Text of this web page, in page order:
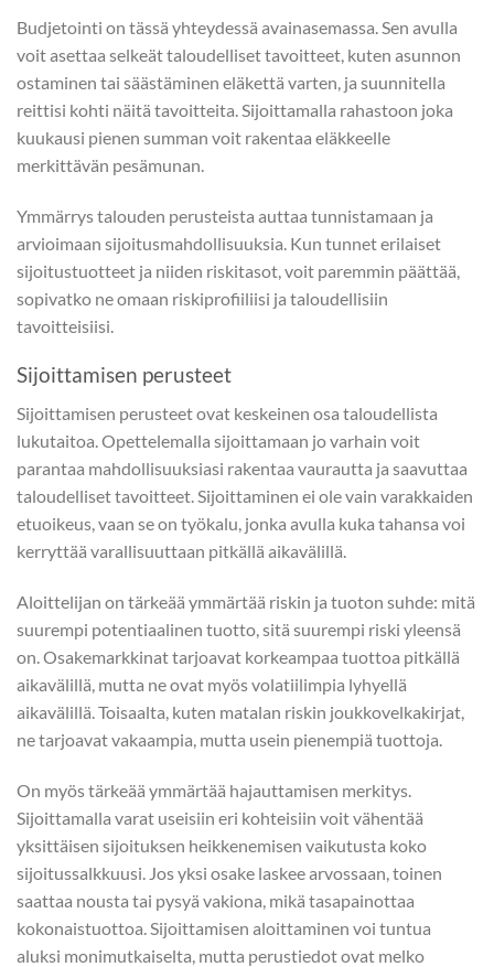
Budjetointi on tässä yhteydessä avainasemassa. Sen avulla
voit asettaa selkeät taloudelliset tavoitteet, kuten asunnon
ostaminen tai säästäminen eläkettä varten, ja suunnitella
reittisi kohti näitä tavoitteita. Sijoittamalla rahastoon joka
kuukausi pienen summan voit rakentaa eläkkeelle
merkittävän pesämunan.
Ymmärrys talouden perusteista auttaa tunnistamaan ja
arvioimaan sijoitusmahdollisuuksia. Kun tunnet erilaiset
sijoitustuotteet ja niiden riskitasot, voit paremmin päättää,
sopivatko ne omaan riskiprofiiliisi ja taloudellisiin
tavoitteisiisi.
Sijoittamisen perusteet
Sijoittamisen perusteet ovat keskeinen osa taloudellista
lukutaitoa. Opettelemalla sijoittamaan jo varhain voit
parantaa mahdollisuuksiasi rakentaa vaurautta ja saavuttaa
taloudelliset tavoitteet. Sijoittaminen ei ole vain varakkaiden
etuoikeus, vaan se on työkalu, jonka avulla kuka tahansa voi
kerryttää varallisuuttaan pitkällä aikavälillä.
Aloittelijan on tärkeää ymmärtää riskin ja tuoton suhde: mitä
suurempi potentiaalinen tuotto, sitä suurempi riski yleensä
on. Osakemarkkinat tarjoavat korkeampaa tuottoa pitkällä
aikavälillä, mutta ne ovat myös volatiilimpia lyhyellä
aikavälillä. Toisaalta, kuten matalan riskin joukkovelkakirjat,
ne tarjoavat vakaampia, mutta usein pienempiä tuottoja.
On myös tärkeää ymmärtää hajauttamisen merkitys.
Sijoittamalla varat useisiin eri kohteisiin voit vähentää
yksittäisen sijoituksen heikkenemisen vaikutusta koko
sijoitussalkkuusi. Jos yksi osake laskee arvossaan, toinen
saattaa nousta tai pysyä vakiona, mikä tasapainottaa
kokonaistuottoa. Sijoittamisen aloittaminen voi tuntua
aluksi monimutkaiselta, mutta perustiedot ovat melko